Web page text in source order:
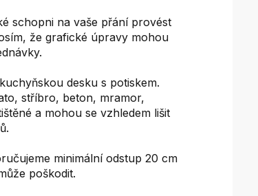
schopni na vaše přání provést
že grafické úpravy mohou
desku s potiskem.
stříbro, beton, mramor,
a mohou se vzhledem lišit
minimální odstup 20 cm
poškodit.